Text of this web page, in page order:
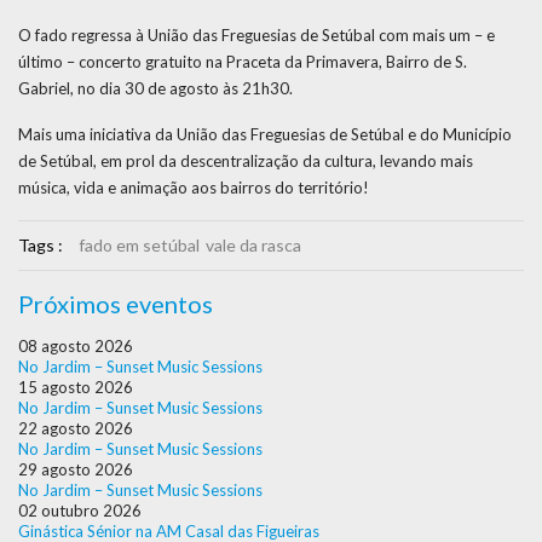
O fado regressa à União das Freguesias de Setúbal com mais um – e
último – concerto gratuito na Praceta da Primavera, Bairro de S.
Gabriel, no dia 30 de agosto às 21h30.
Mais uma iniciativa da União das Freguesias de Setúbal e do Município
de Setúbal, em prol da descentralização da cultura, levando mais
música, vida e animação aos bairros do território!
Tags : fado em setúbal vale da rasca
Próximos eventos
08 agosto 2026
No Jardim – Sunset Music Sessions
15 agosto 2026
No Jardim – Sunset Music Sessions
22 agosto 2026
No Jardim – Sunset Music Sessions
29 agosto 2026
No Jardim – Sunset Music Sessions
02 outubro 2026
Ginástica Sénior na AM Casal das Figueiras